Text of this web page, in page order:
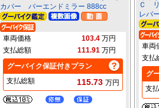
カバー バーエンドミラー 888cc
車両価格 103.4 万円
支払総額
111.91 万円
グーバイク保証付きプラン
支払総額
115.73 万円
Ｃ
レバ
車両
支払
グ
支